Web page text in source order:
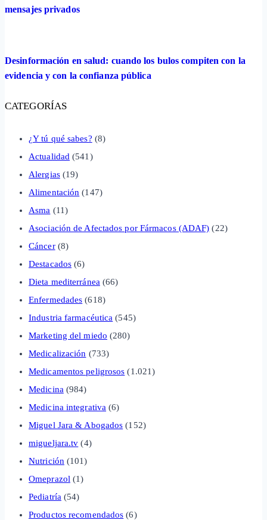
mensajes privados
Desinformación en salud: cuando los bulos compiten con la
evidencia y con la confianza pública
CATEGORÍAS
¿Y tú qué sabes? (8)
Actualidad (541)
Alergias(19)
Alimentación (147)
Asma (11)
Asociación de Afectados por Fármacos (ADAF) (22)
Cáncer(8)
Destacados (6)
Dieta mediterránea (66)
Enfermedades (618)
Industria farmacéutica (545)
Marketing del miedo (280)
Medicalización (733)
Medicamentos peligrosos (1.021)
Medicina (984)
Medicina integrativa (6)
Miguel Jara & Abogados (152)
migueljara.tv (4)
Nutrición (101)
Omeprazol (1)
Pediatría (54)
Productos recomendados (6)